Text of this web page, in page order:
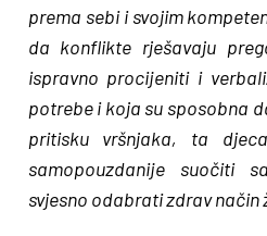
prema sebi i svojim
da konflikte rješavaju
ispravno procijeniti i
potrebe i koja su sposobna
pritisku vršnjaka, ta
samopouzdanije suočiti
svjesno odabrati zdrav način